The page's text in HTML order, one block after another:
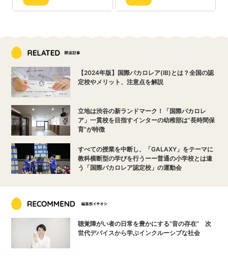
【2024年版】国際バカロレア(IB)とは？全国の認
定校やメリット、注意点を解説
立地は渋谷の新ランドマーク！「国際バカロレ
ア」一貫校を目指すインターの幼稚部は“長時間保
育”が特徴
すべての授業を中断し、「GALAXY」をテーマに
教科横断型の学びを行うーー普通の小学校とは違
う「国際バカロレア認定校」の運動会
聴覚障がい者の日常を豊かにする“音の存在” 次
世代デバイスから学ぶインクルーシブな社会